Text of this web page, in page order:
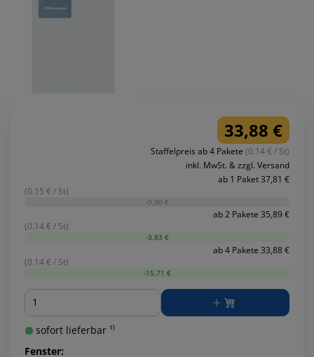
33,88 €
Staffelpreis ab 4 Pakete (0.14 € / St)
inkl. MwSt. & zzgl. Versand
ab 1 Paket 37,81 €
(0.15 € / St)
-0,00 €
ab 2 Pakete 35,89 €
(0.14 € / St)
-3,83 €
ab 4 Pakete 33,88 €
(0.14 € / St)
-15,71 €
Menge
sofort lieferbar ¹⁾
Fenster: